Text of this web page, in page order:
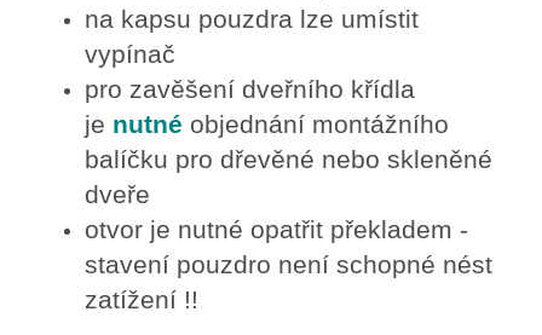
na kapsu pouzdra lze umístit
vypínač
pro zavěšení dveřního křídla
je nutné objednání montážního
balíčku pro dřevěné nebo skleněné
dveře
otvor je nutné opatřit překladem -
stavení pouzdro není schopné nést
zatížení !!